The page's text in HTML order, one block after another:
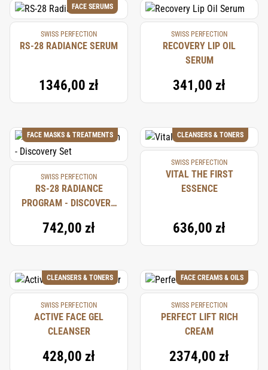
FACE SERUMS
SWISS PERFECTION
RS-28 RADIANCE SERUM
1346,00 zł
SWISS PERFECTION
RECOVERY LIP OIL
SERUM
341,00 zł
FACE MASKS & TREATMENTS
SWISS PERFECTION
RS-28 RADIANCE
PROGRAM - DISCOVERY
742,00 zł
CLEANSERS & TONERS
SWISS PERFECTION
VITAL THE FIRST
ESSENCE
636,00 zł
CLEANSERS & TONERS
SWISS PERFECTION
ACTIVE FACE GEL
CLEANSER
428,00 zł
FACE CREAMS & OILS
SWISS PERFECTION
PERFECT LIFT RICH
CREAM
2374,00 zł